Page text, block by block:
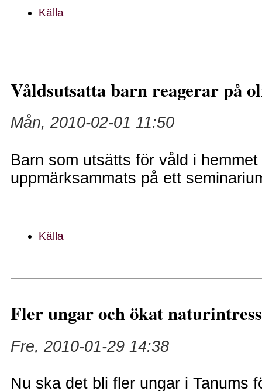
Källa
Våldsutsatta barn reagerar på
Mån, 2010-02-01 11:50
Barn som utsätts för våld i hemmet
uppmärksammats på ett
Källa
Fler ungar och ökat
Fre, 2010-01-29 14:38
Nu ska det bli fler ungar i Tanums